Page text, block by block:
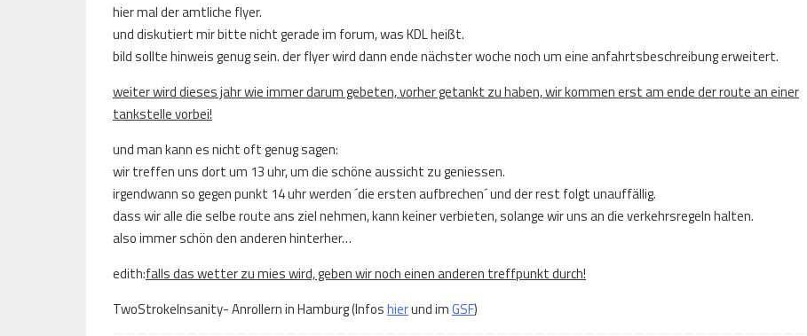
hier mal der amtliche flyer.
und diskutiert mir bitte nicht gerade im forum, was KDL heißt.
bild sollte hinweis genug sein. der flyer wird dann ende nächster woche noch um eine anfahrtsbeschreibung erweitert.
weiter wird dieses jahr wie immer darum gebeten, vorher getankt zu haben, wir kommen erst am ende der route an einer
tankstelle vorbei!
und man kann es nicht oft genug sagen:
wir treffen uns dort um 13 uhr, um die schöne aussicht zu geniessen.
irgendwann so gegen punkt 14 uhr werden ´die ersten aufbrechen´ und der rest folgt unauffällig.
dass wir alle die selbe route ans ziel nehmen, kann keiner verbieten, solange wir uns an die verkehrsregeln halten.
also immer schön den anderen hinterher…
edith:falls das wetter zu mies wird, geben wir noch einen anderen treffpunkt durch!
TwoStrokeInsanity- Anrollern in Hamburg (Infoshierund imGSF)